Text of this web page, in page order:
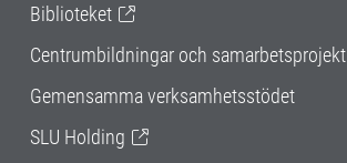
Biblioteket
Centrumbildningar och samarbetsprojekt
Gemensamma verksamhetsstödet
SLU Holding